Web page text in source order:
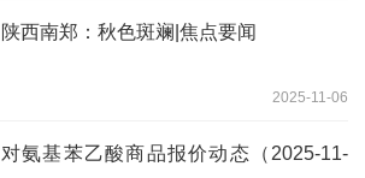
暂不清楚
陕西南郑：秋色斑斓|焦点要闻
2025-11-06
对氨基苯乙酸商品报价动态（2025-11-